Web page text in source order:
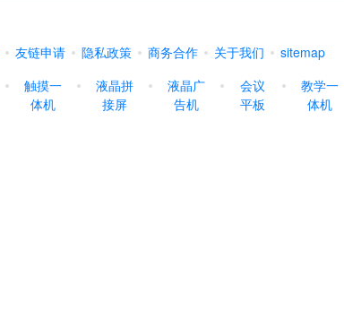
友链申请 隐私政策 商务合作 关于我们
sitemap
触摸一
体机
液晶拼
接屏
液晶广
告机
会议
平板
教学一
体机